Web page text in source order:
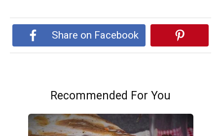
Share on Facebook
Recommended For You